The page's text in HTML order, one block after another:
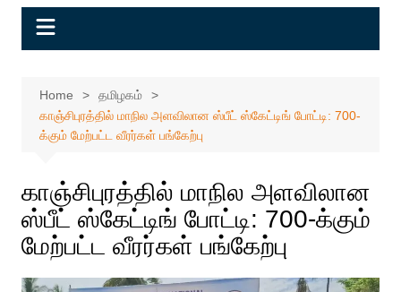
Home
தமிழகம்
காஞ்சிபுரத்தில் மாநில அளவிலான ஸ்பீட் ஸ்கேட்டிங் போட்டி: 700-
க்கும் மேற்பட்ட வீரர்கள் பங்கேற்பு
காஞ்சிபுரத்தில் மாநில அளவிலான
ஸ்பீட் ஸ்கேட்டிங் போட்டி: 700-க்கும்
மேற்பட்ட வீரர்கள் பங்கேற்பு